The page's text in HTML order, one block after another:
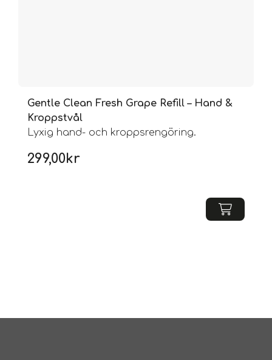
Gentle Clean Fresh Grape Refill – Hand &
Kroppstvål
Lyxig hand- och kroppsrengöring.
299,00kr